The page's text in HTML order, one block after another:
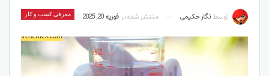
معرفی کسب و کار توسط نگار حکیمی منتشر شده در فوریه 20, 2025